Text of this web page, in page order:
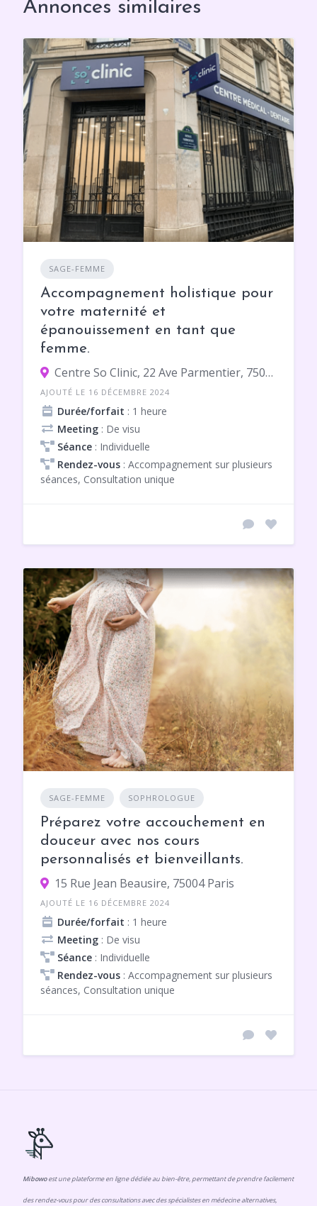
Annonces similaires
SAGE-FEMME
Accompagnement holistique pour
votre maternité et
épanouissement en tant que
femme.
Centre So Clinic, 22 Ave Parmentier, 75011 Paris
AJOUTÉ LE 16 DÉCEMBRE 2024
Durée/forfait : 1 heure
Meeting : De visu
Séance : Individuelle
Rendez-vous : Accompagnement sur plusieurs
séances, Consultation unique
SAGE-FEMME SOPHROLOGUE
Préparez votre accouchement en
douceur avec nos cours
personnalisés et bienveillants.
15 Rue Jean Beausire, 75004 Paris
AJOUTÉ LE 16 DÉCEMBRE 2024
Durée/forfait : 1 heure
Meeting : De visu
Séance : Individuelle
Rendez-vous : Accompagnement sur plusieurs
séances, Consultation unique
Mibowoest une plateforme en ligne dédiée au bien-être, permettant de prendre facilement
des rendez-vous pour des consultations avec des spécialistes en médecine alternatives,